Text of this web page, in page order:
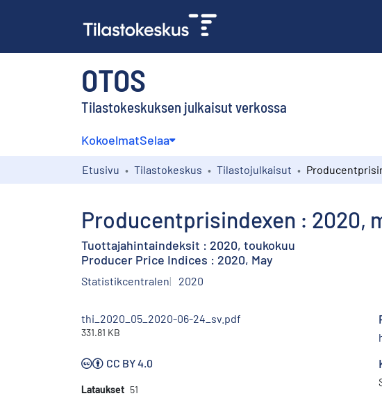
OTOS
Tilastokeskuksen julkaisut verkossa
KokoelmatSelaa
Etusivu Tilastokeskus Tilastojulkaisut
Producentprisindexen : 2020,
Tuottajahintaindeksit : 2020, toukokuu
Producer Price Indices : 2020, May
Statistikcentralen 2020
thi_2020_05_2020-06-24_sv.pdf
331.81 KB
CC BY 4.0
Lataukset 51